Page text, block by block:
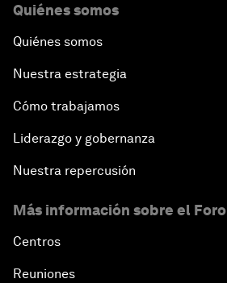
Quiénes somos
Quiénes somos
Nuestra estrategia
Cómo trabajamos
Liderazgo y gobernanza
Nuestra repercusión
Más información sobre el Foro
Centros
Reuniones